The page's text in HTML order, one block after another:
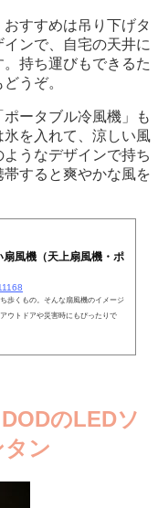
すすめは吊り下げタ
ンで、自宅の天井に
持ち運びもできるた
うぞ。
ータブル冷風機」も
を入れて、涼しい風
うなデザインで持ち
すると爽やかな風を
風機（天上扇風機・ポ
歩くもの。そんな扇風機のイメージ
ウトドアや災害時にもぴったりで
のLEDソ
ン